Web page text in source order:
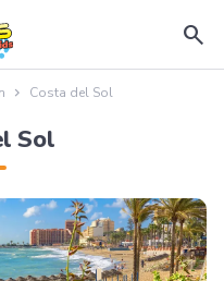
search
Costa del Sol
Sol